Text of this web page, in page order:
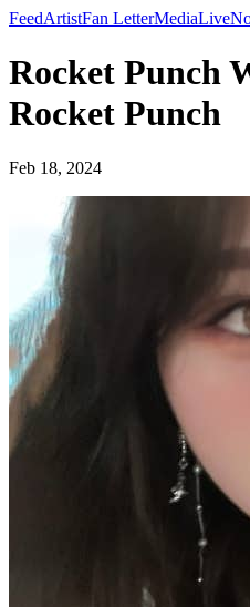
FeedArtistFan LetterMediaLive
Rocket Punch
Rocket Punch
Feb 18, 2024